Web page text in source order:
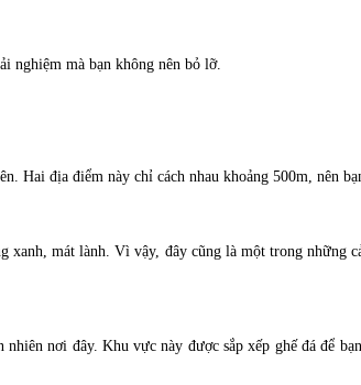
nghiệm mà bạn không nên bỏ lỡ.
địa điểm này chỉ cách nhau khoảng 500m, nên
mát lành. Vì vậy, đây cũng là một trong những
nơi đây. Khu vực này được sắp xếp ghế đá để